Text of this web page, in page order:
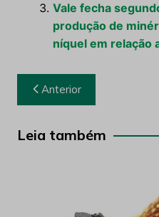
Vale fecha
produção de
níquel em relação
Navegação
de
Post
Anterior
Leia também